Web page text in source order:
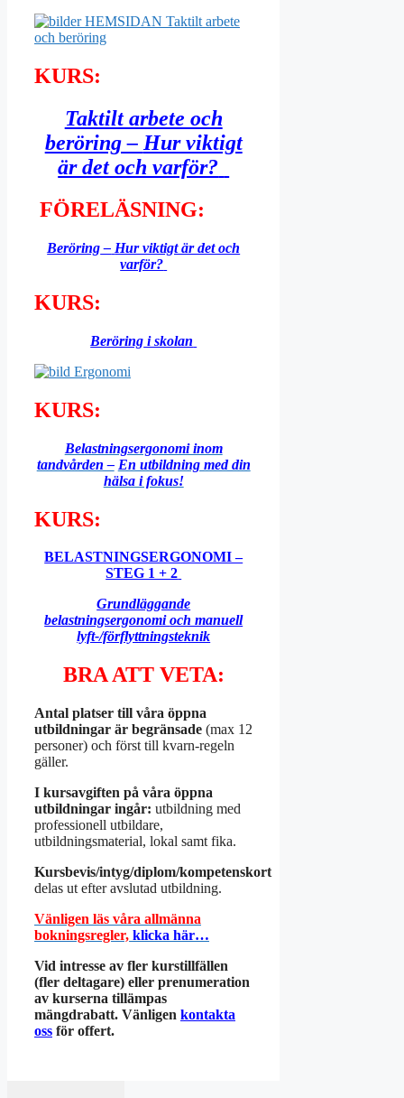
KURS:
Taktilt arbete och
beröring – Hur viktigt
är det och varför?
FÖRELÄSNING:
Beröring– Hur viktigt är det och
varför?
KURS:
Beröring i skolan
KURS:
Belastningsergonomi inom
tandvården – En utbildning med din
hälsa i fokus!
KURS:
BELASTNINGSERGONOMI –
STEG 1 + 2
Grundläggande
belastningsergonomioch manuell
lyft-/förflyttningsteknik
BRA ATT VETA:
Antal platser till våra öppna
utbildningar är begränsade (max 12
personer) och först till kvarn-regeln
gäller.
I kursavgiften på våra öppna
utbildningar ingår: utbildning med
professionell utbildare,
utbildningsmaterial, lokal samt fika.
Kursbevis/intyg/diplom/kompetenskort
delas ut efter avslutad utbildning.
Vänligen läs våra allmänna
bokningsregler, klicka här…
Vid intresse av fler kurstillfällen
(fler deltagare) eller prenumeration
av kurserna tillämpas
mängdrabatt. Vänligen kontakta
oss för offert.